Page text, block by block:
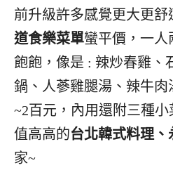
前升級許多感覺更大更
道食樂菜單蠻平價，一人
飽飽，像是 : 辣炒春雞、
鍋、人蔘雞腿湯、辣牛肉
~2百元，內用還附三種
值高高的台北韓式料理、
家~